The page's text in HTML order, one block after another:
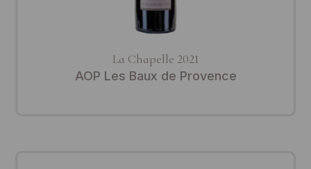
La Chapelle 2021
AOP Les Baux de Provence